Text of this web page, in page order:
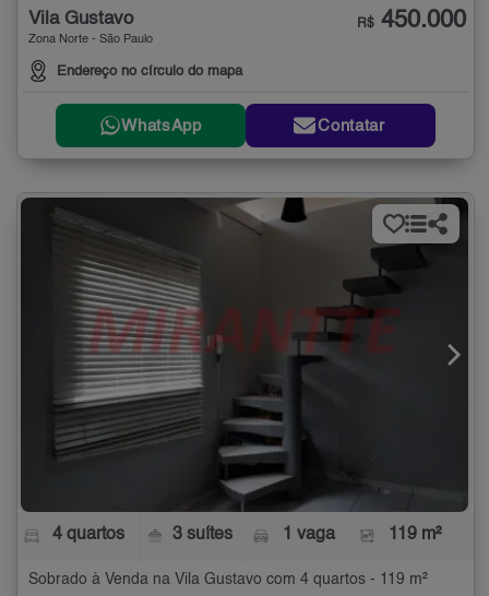
Vila Gustavo
Zona Norte - São Paulo
Endereço no círculo do mapa
R$ 450.000
WhatsApp Contatar
4 quartos 3 suítes 1 vaga 119 m²
Sobrado à Venda na Vila Gustavo com 4 quartos - 119 m²